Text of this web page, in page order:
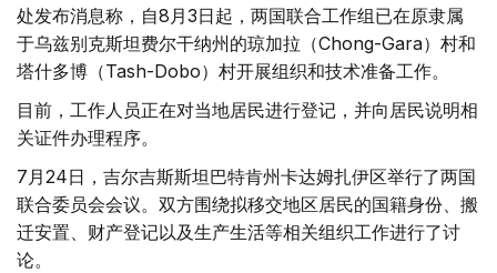
处发布消息称，自8月3日起，两国联合工作组已在原隶属
于乌兹别克斯坦费尔干纳州的琼加拉（Chong-Gara）村和
塔什多博（Tash-Dobo）村开展组织和技术准备工作。
目前，工作人员正在对当地居民进行登记，并向居民说明相
关证件办理程序。
7月24日，吉尔吉斯斯坦巴特肯州卡达姆扎伊区举行了两国
联合委员会会议。双方围绕拟移交地区居民的国籍身份、搬
迁安置、财产登记以及生产生活等相关组织工作进行了讨
论。